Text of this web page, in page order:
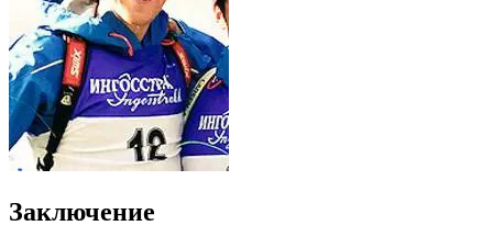
Заключение